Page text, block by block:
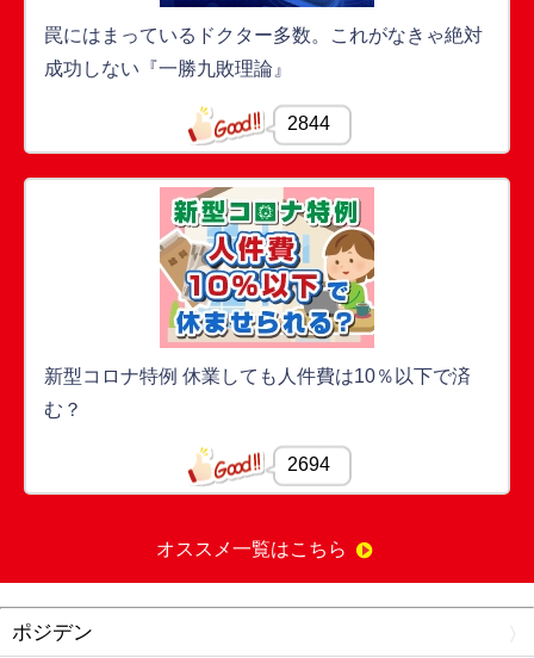
罠にはまっているドクター多数。これがなきゃ絶対
成功しない『一勝九敗理論』
2844
新型コロナ特例 休業しても人件費は10％以下で済
む？
2694
オススメ一覧はこちら
ポジデン